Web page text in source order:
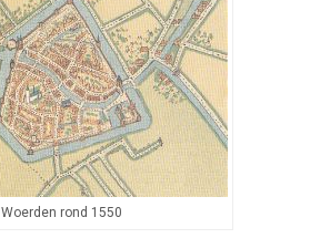
Woerden rond 1550